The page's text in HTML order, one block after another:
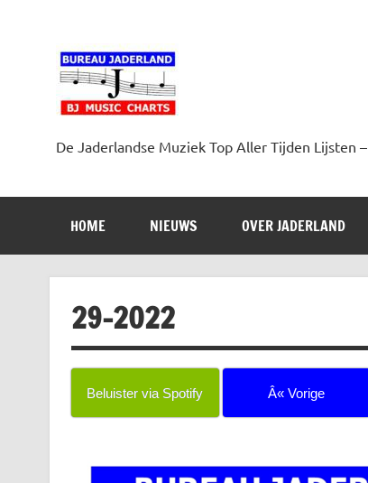
De Jaderlandse Muziek Top Aller Tijden Lijsten –
HOME NIEUWS OVER JADERLAND
29-2022
Beluister via Spotify Â« Vorige